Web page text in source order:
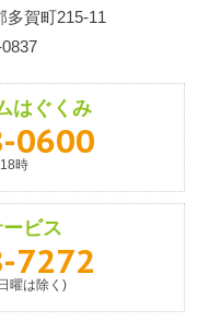
多賀町215-11
はぐくみ
0600
時
ビス
7272
曜は除く)